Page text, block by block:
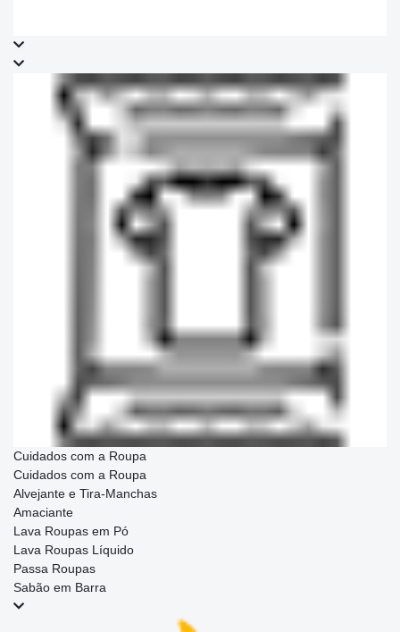
Cuidados com a Roupa
Cuidados com a Roupa
Alvejante e Tira-Manchas
Amaciante
Lava Roupas em Pó
Lava Roupas Líquido
Passa Roupas
Sabão em Barra